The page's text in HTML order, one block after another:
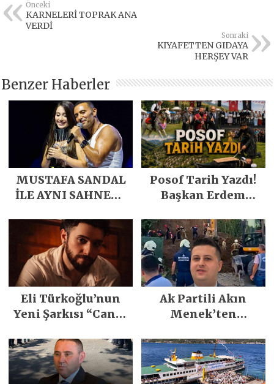
Önceki
KARNELERİ TOPRAK ANA
VERDİ
Sonraki
KIYAFETTEN GIDAYA
HERŞEY VAR
Benzer Haberler
MUSTAFA SANDAL
İLE AYNI SAHNEDE
Posof Tarih Yazdı!
Başkan Erdem
Emeğiyle Son
Yılların En Büyük
Festivali
Gerçekleşti
Eli Türkoğlu’nun
Yeni Şarkısı “Canın
İlgi Gördü!..
Ak Partili Akın
Menek’ten
heyelan sonrası
kritik uyarı